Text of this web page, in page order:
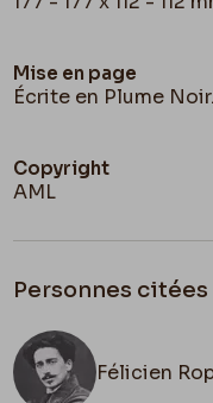
Mise en page
Écrite en Plume Noir.
Copyright
AML
Personnes citées
Félicien